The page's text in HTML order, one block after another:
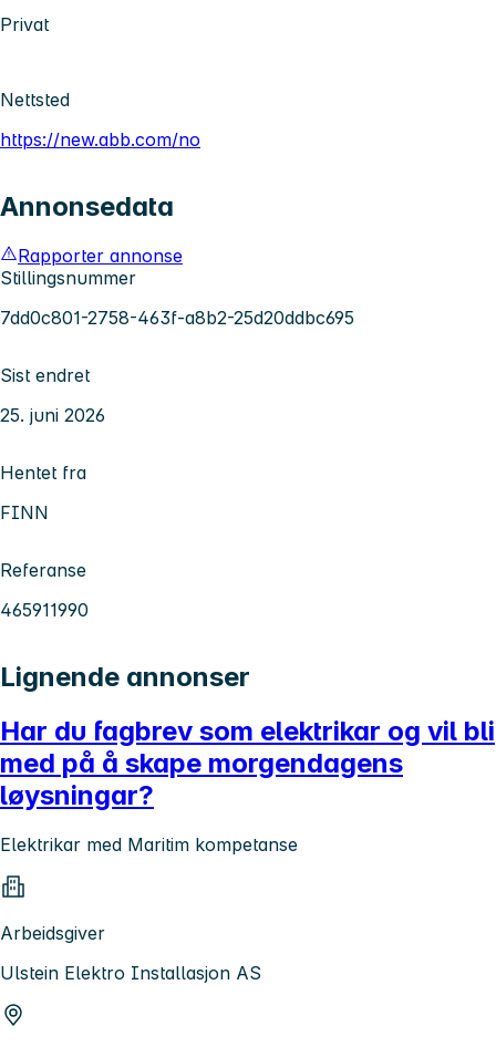
Privat
Nettsted
https://new.abb.com/no
Annonsedata
Rapporter annonse
Stillingsnummer
7dd0c801-2758-463f-a8b2-25d20ddbc695
Sist endret
25. juni 2026
Hentet fra
FINN
Referanse
465911990
Lignende annonser
Har du fagbrev som elektrikar og vil bli
med på å skape morgendagens
løysningar?
Elektrikar med Maritim kompetanse
Arbeidsgiver
Ulstein Elektro Installasjon AS